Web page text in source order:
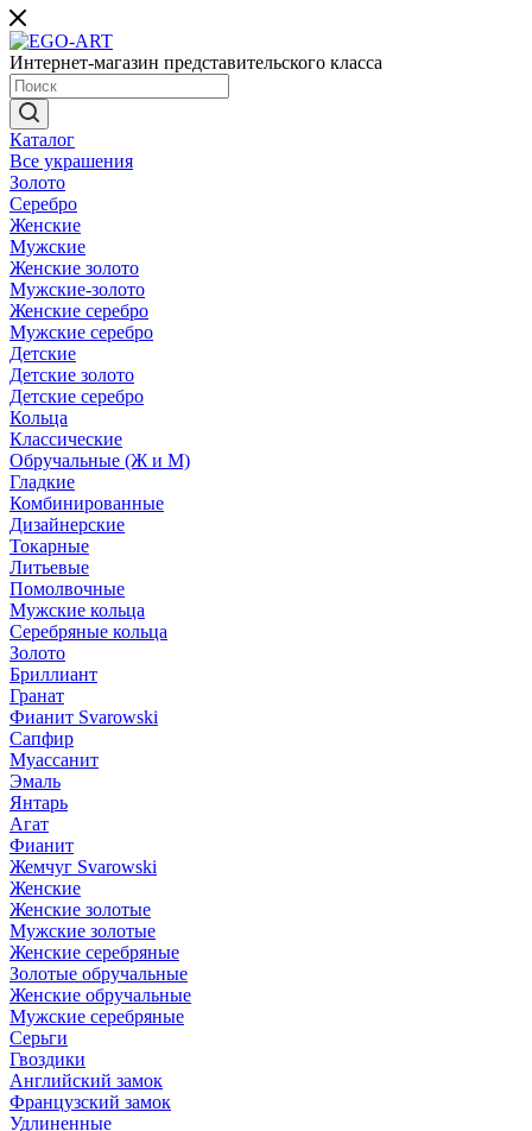
Интернет-магазин представительского класса
Каталог
Все украшения
Золото
Серебро
Женские
Мужские
Женские золото
Мужские-золото
Женские серебро
Мужские серебро
Детские
Детские золото
Детские серебро
Кольца
Классические
Обручальные (Ж и М)
Гладкие
Комбинированные
Дизайнерские
Токарные
Литьевые
Помолвочные
Мужские кольца
Серебряные кольца
Золото
Бриллиант
Гранат
Фианит Svarowski
Сапфир
Муассанит
Эмаль
Янтарь
Агат
Фианит
Жемчуг Svarowski
Женские
Женские золотые
Мужские золотые
Женские серебряные
Золотые обручальные
Женские обручальные
Мужские серебряные
Серьги
Гвоздики
Английский замок
Французский замок
Удлиненные